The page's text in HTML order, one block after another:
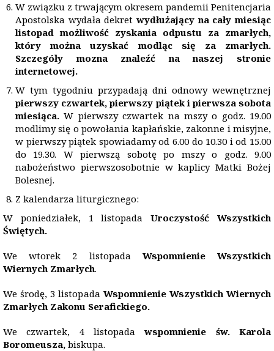
W związku z trwającym okresem pandemii Penitencjaria
Apostolska wydała dekret wydłużającyna cały miesiąc
listopad możliwość zyskania odpustu za zmarłych,
który można uzyskać modląc się za zmarłych.
Szczegóły mozna znaleźć na naszej stronie
internetowej.
W tym tygodniu przypadają dni odnowy wewnętrznej
pierwszy czwartek, pierwszy piątek i pierwsza sobota
miesiąca. W pierwszy czwartek na mszy o godz. 19.00
modlimy się o powołania kapłańskie, zakonne i misyjne,
w pierwszy piątek spowiadamy od 6.00 do 10.30 i od 15.00
do 19.30. W pierwszą sobotę po mszy o godz. 9.00
nabożeństwo pierwszosobotnie w kaplicy Matki Bożej
Bolesnej.
Z kalendarza liturgicznego:
W poniedziałek, 1 listopadaUroczystość Wszystkich
Świętych.
We wtorek 2 listopada Wspomnienie Wszystkich
Wiernych Zmarłych.
We środę, 3 listopada Wspomnienie Wszystkich Wiernych
Zmarłych Zakonu Serafickiego.
We czwartek, 4 listopadawspomnienie św. Karola
Boromeusza, biskupa.